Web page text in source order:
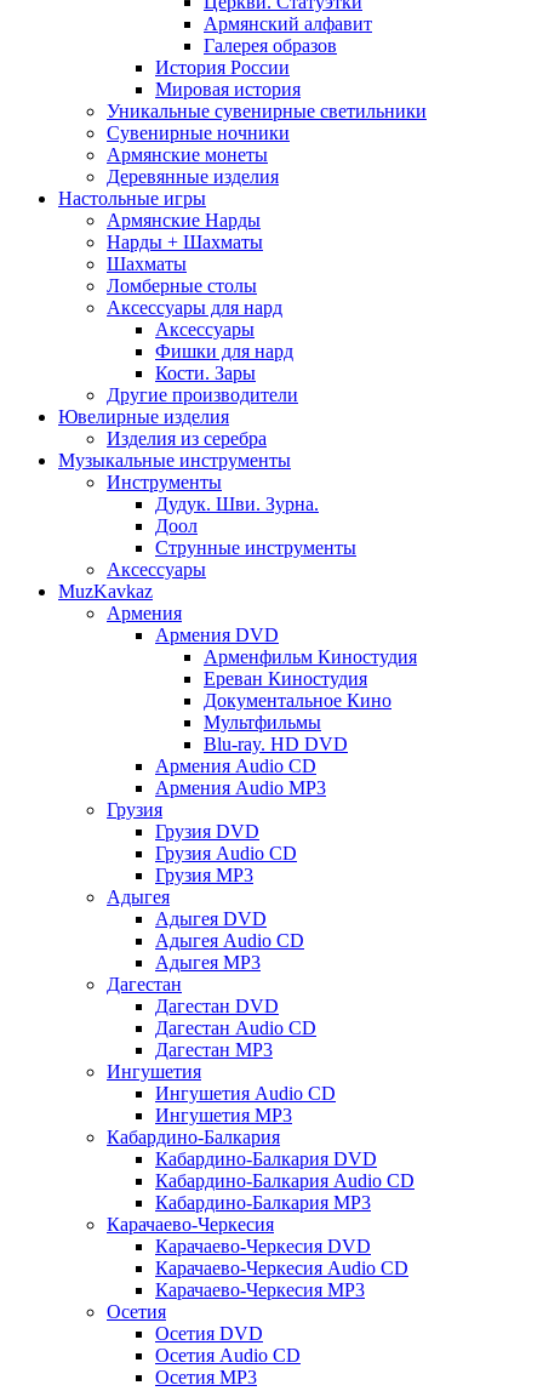
Армянский алфавит
Галерея образов
История России
Мировая история
Уникальные сувенирные светильники
Сувенирные ночники
Армянские монеты
Деревянные изделия
Настольные игры
Армянские Нарды
Нарды + Шахматы
Шахматы
Ломберные столы
Аксессуары для нард
Аксессуары
Фишки для нард
Кости. Зары
Другие производители
Ювелирные изделия
Изделия из серебра
Музыкальные инструменты
Инструменты
Дудук. Шви. Зурна.
Доол
Струнные инструменты
Аксессуары
MuzKavkaz
Армения
Армения DVD
Арменфильм Киностудия
Ереван Киностудия
Документальное Кино
Мультфильмы
Blu-ray. HD DVD
Армения Audio CD
Армения Audio MP3
Грузия
Грузия DVD
Грузия Audio CD
Грузия MP3
Адыгея
Адыгея DVD
Адыгея Audio CD
Адыгея MP3
Дагестан
Дагестан DVD
Дагестан Audio CD
Дагестан MP3
Ингушетия
Ингушетия Audio CD
Ингушетия MP3
Кабардино-Балкария
Кабардино-Балкария DVD
Кабардино-Балкария Audio CD
Кабардино-Балкария MP3
Карачаево-Черкесия
Карачаево-Черкесия DVD
Карачаево-Черкесия Audio CD
Карачаево-Черкесия MP3
Осетия
Осетия DVD
Осетия Audio CD
Осетия MP3